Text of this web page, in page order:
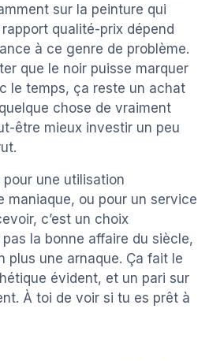
sur la peinture qui
rapport qualité-prix dépend
à ce genre de problème.
que le noir puisse marquer
le temps, ça reste un achat
chose de vraiment
être mieux investir un peu
une utilisation
maniaque, ou pour un service
c’est un choix
pas la bonne affaire du siècle,
plus une arnaque. Ça fait le
évident, et un pari sur
À toi de voir si tu es prêt à